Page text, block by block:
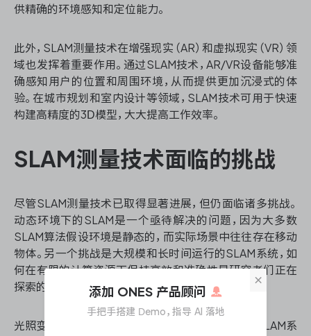
供精确的环境感知和定位能力。
此外，SLAM测量技术在增强现实（AR）和虚拟现实（VR）领
域也发挥着重要作用。通过SLAM技术，AR/VR设备能够准
确感知用户的位置和周围环境，从而提供更加沉浸式的体
验。在城市规划和室内设计等领域，SLAM技术可用于快速
构建高精度的3D模型，大大提高工作效率。
SLAM测量技术面临的挑战
尽管SLAM测量技术已取得显著进展，但仍面临诸多挑战。
动态环境下的SLAM是一个亟待解决的问题，因为大多数
SLAM算法假设环境是静态的，而实际场景中往往存在移动
物体。另一个挑战是大规模和长时间运行的SLAM系统，如
何在有限的计算资源下保持高效和准确性是研究者们正在
探索的方向。
光照变化、纹理缺乏的环境以及高速运动场景也是SLAM系
×
添加 ONES 产品顾问
手把手搭建 Demo，指导 AI 落地